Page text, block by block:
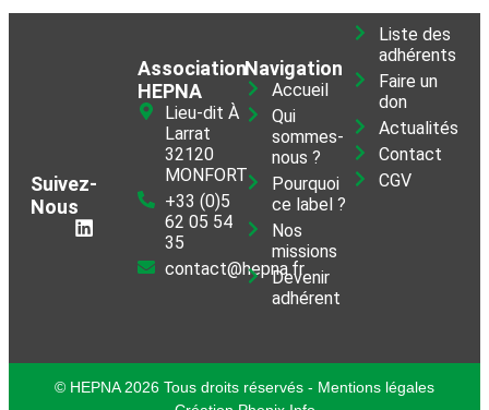
Suivez-
Nous
Association
HEPNA
Lieu-dit À
Larrat
32120
MONFORT
+33 (0)5
62 05 54
35
contact@hepna.fr
Navigation
Accueil
Qui
sommes-
nous ?
Pourquoi
ce label ?
Nos
missions
Devenir
adhérent
Liste des
adhérents
Faire un
don
Actualités
Contact
CGV
© HEPNA 2026 Tous droits réservés - Mentions légales